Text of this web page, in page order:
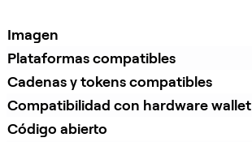
Imagen
Plataformas compatibles
Cadenas y tokens compatibles
Compatibilidad con hardware wallet
Código abierto